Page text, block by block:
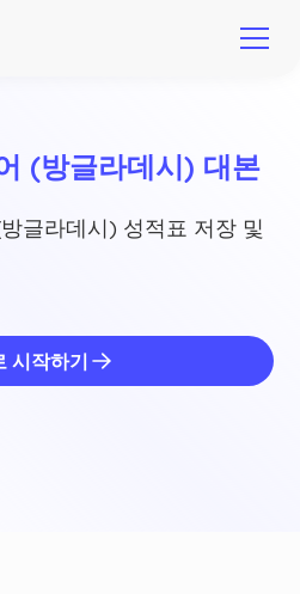
(방글라데시) 대본
글라데시) 성적표 저장 및
시작하기